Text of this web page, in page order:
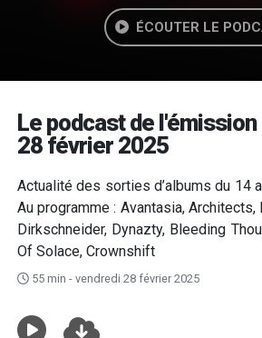
ÉCOUTER LE
Le podcast de
28 février 2025
Actualité des sorties d’albums du 14
Au programme : Avantasia,
Dirkschneider, Dynazty, Bleeding
Of Solace, Crownshift
55 min - vendredi 28 février 2025